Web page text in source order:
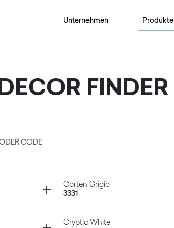
Unternehmen Produkte
FINDER
Code
Corten Grigio
3331
Container
Cryptic White
Container